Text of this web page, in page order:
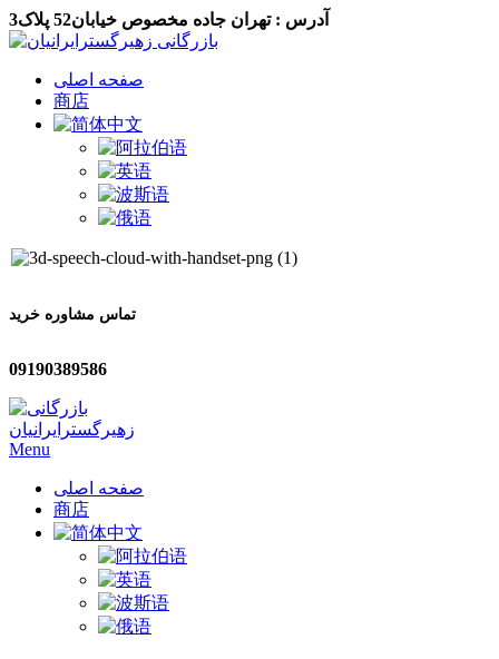
آدرس : تهران جاده مخصوص خیابان52 پلاک3
صفحه اصلی
商店
تماس مشاوره خرید
09190389586
Menu
صفحه اصلی
商店